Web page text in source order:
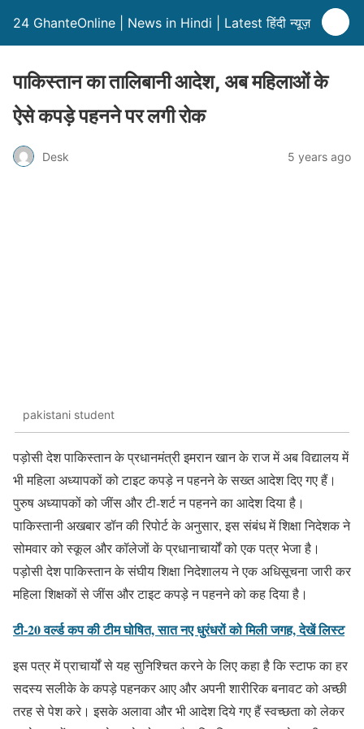
24 GhanteOnline | News in Hindi | Latest हिंदी न्यूज़
पाकिस्तान का तालिबानी आदेश, अब महिलाओं के
ऐसे कपड़े पहनने पर लगी रोक
Desk 5 years ago
pakistani student
पड़ोसी देश पाकिस्तान के प्रधानमंत्री इमरान खान के राज में अब विद्यालय में
भी महिला अध्यापकों को टाइट कपड़े न पहनने के सख्त आदेश दिए गए हैं।
पुरुष अध्यापकों को जींस और टी-शर्ट न पहनने का आदेश दिया है।
पाकिस्तानी अखबार डॉन की रिपोर्ट के अनुसार, इस संबंध में शिक्षा निदेशक ने
सोमवार को स्कूल और कॉलेजों के प्रधानाचार्यों को एक पत्र भेजा है।
पड़ोसी देश पाकिस्तान के संघीय शिक्षा निदेशालय ने एक अधिसूचना जारी कर
महिला शिक्षकों से जींस और टाइट कपड़े न पहनने को कह दिया है।
टी-20 वर्ल्ड कप की टीम घोषित, सात नए धुरंधरों को मिली जगह, देखें लिस्ट
इस पत्र में प्राचार्यों से यह सुनिश्चित करने के लिए कहा है कि स्टाफ का हर
सदस्य सलीके के कपड़े पहनकर आए और अपनी शारीरिक बनावट को अच्छी
तरह से पेश करे। इसके अलावा और भी आदेश दिये गए हैं स्वच्छता को लेकर